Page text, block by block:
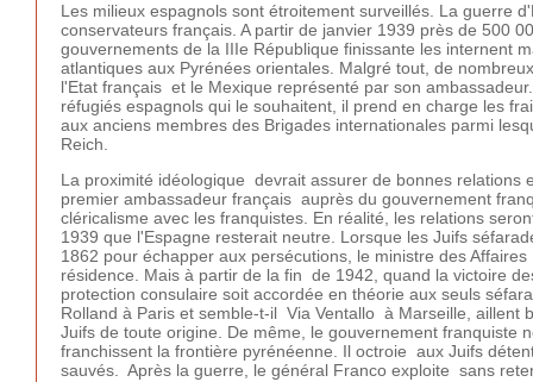
Les milieux espagnols sont étroitement surveillés. La guerre
conservateurs français. A partir de janvier 1939 près de 500
gouvernements de la IIIe République finissante les internent
atlantiques aux Pyrénées orientales. Malgré tout, de
l'Etat français et le Mexique représenté par son
réfugiés espagnols qui le souhaitent, il prend en charge les
aux anciens membres des Brigades internationales parmi
Reich.
La proximité idéologique devrait assurer de bonnes
premier ambassadeur français auprès du gouvernement
cléricalisme avec les franquistes. En réalité, les relations
1939 que l'Espagne resterait neutre. Lorsque les Juifs
1862 pour échapper aux persécutions, le ministre des
résidence. Mais à partir de la fin de 1942, quand la victoire
protection consulaire soit accordée en théorie aux seuls
Rolland à Paris et semble-t-il Via Ventallo à Marseille, aillent
Juifs de toute origine. De même, le gouvernement
franchissent la frontière pyrénéenne. Il octroie aux Juifs
sauvés. Après la guerre, le général Franco exploite sans